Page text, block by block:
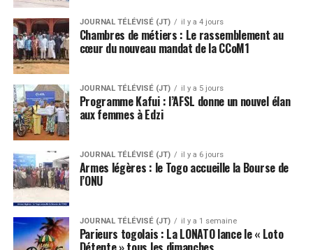
JOURNAL TÉLÉVISÉ (JT) il y a 4 jours
Chambres de métiers : Le rassemblement au
cœur du nouveau mandat de la CCoM1
JOURNAL TÉLÉVISÉ (JT) il y a 5 jours
Programme Kafui : l’AFSL donne un nouvel élan
aux femmes à Edzi
JOURNAL TÉLÉVISÉ (JT) il y a 6 jours
Armes légères : le Togo accueille la Bourse de
l’ONU
JOURNAL TÉLÉVISÉ (JT) il y a 1 semaine
Parieurs togolais : La LONATO lance le « Loto